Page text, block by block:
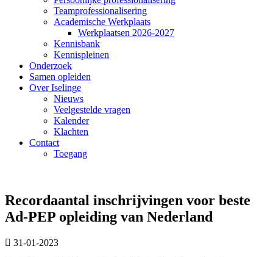
Teamprofessionalisering
Academische Werkplaats
Werkplaatsen 2026-2027
Kennisbank
Kennispleinen
Onderzoek
Samen opleiden
Over Iselinge
Nieuws
Veelgestelde vragen
Kalender
Klachten
Contact
Toegang
Recordaantal inschrijvingen voor beste
Ad-PEP opleiding van Nederland
31-01-2023